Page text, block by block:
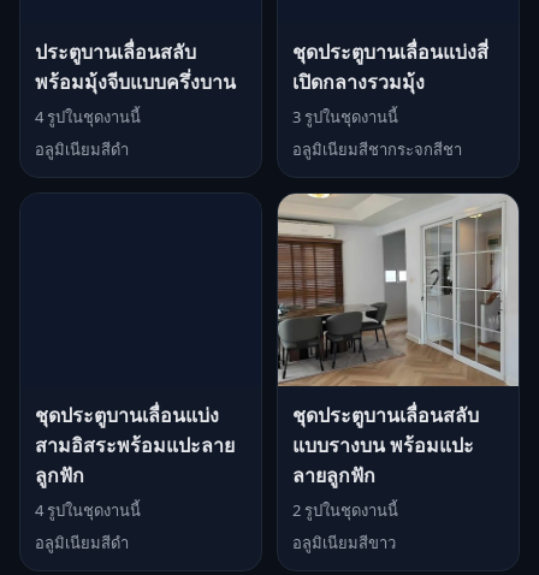
ประตูบานเลื่อนสลับ
พร้อมมุ้งจีบแบบครึ่งบาน
4 รูปในชุดงานนี้
อลูมิเนียมสีดำ
ชุดประตูบานเลื่อนแบ่งสี่
เปิดกลางรวมมุ้ง
3 รูปในชุดงานนี้
อลูมิเนียมสีชากระจกสีชา
ชุดประตูบานเลื่อนแบ่ง
สามอิสระพร้อมแปะลาย
ลูกฟัก
4 รูปในชุดงานนี้
อลูมิเนียมสีดำ
ชุดประตูบานเลื่อนสลับ
แบบรางบน พร้อมแปะ
ลายลูกฟัก
2 รูปในชุดงานนี้
อลูมิเนียมสีขาว